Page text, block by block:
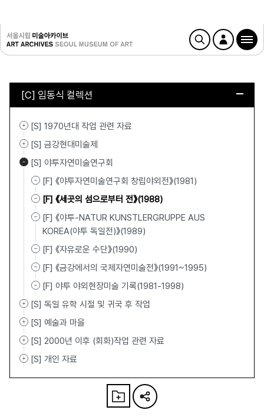
[C] 임동식 컬렉션
[S] 1970년대 작업 관련 자료
[S] 금강현대미술제
[S] 야투자연미술연구회
[F] 《야투자연미술연구회 창립야외전》(1981)
[F] 《세곳의 섬으로부터 전》(1988)
[F] 《야투-NATUR KUNSTLERGRUPPE AUS
KOREA(야투 독일전)》(1989)
[F] 《자유로운 수단》(1990)
[F] 《금강에서의 국제자연미술전》(1991~1995)
[F] 야투 야외현장미술 기록(1981-1998)
[S] 독일 유학 시절 및 귀국 후 작업
[S] 예술과 마을
[S] 2000년 이후 (회화)작업 관련 자료
[S] 개인 자료